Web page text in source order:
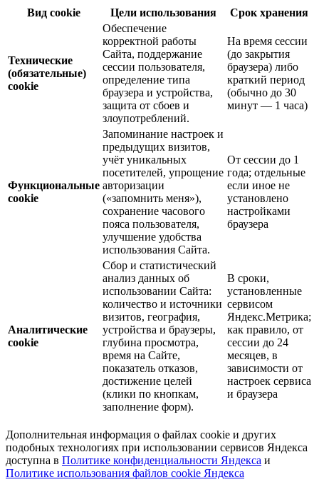
Вид cookie Цели использования Срок хранения
Технические
(обязательные)
cookie
Обеспечение
корректной работы
Сайта, поддержание
сессии пользователя,
определение типа
браузера и устройства,
защита от сбоев и
злоупотреблений.
На время сессии
(до закрытия
браузера) либо
краткий период
(обычно до 30
минут — 1 часа)
Функциональные
cookie
Запоминание настроек и
предыдущих визитов,
учёт уникальных
посетителей, упрощение
авторизации
(«запомнить меня»),
сохранение часового
пояса пользователя,
улучшение удобства
использования Сайта.
От сессии до 1
года; отдельные
если иное не
установлено
настройками
браузера
Аналитические
cookie
Сбор и статистический
анализ данных об
использовании Сайта:
количество и источники
визитов, география,
устройства и браузеры,
глубина просмотра,
время на Сайте,
показатель отказов,
достижение целей
(клики по кнопкам,
заполнение форм).
В сроки,
установленные
сервисом
Яндекс.Метрика;
как правило, от
сессии до 24
месяцев, в
зависимости от
настроек сервиса
и браузера
Дополнительная информация о файлах cookie и других
подобных технологиях при использовании сервисов Яндекса
доступна в Политике конфиденциальности Яндекса и
Политике использования файлов cookie Яндекса